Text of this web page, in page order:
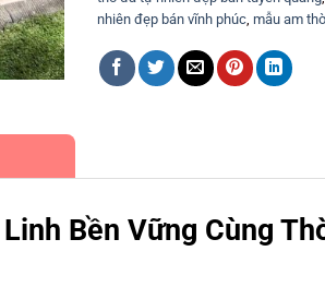
nhiên đẹp bán vĩnh phúc mẫu am
Bền Vững Cùng